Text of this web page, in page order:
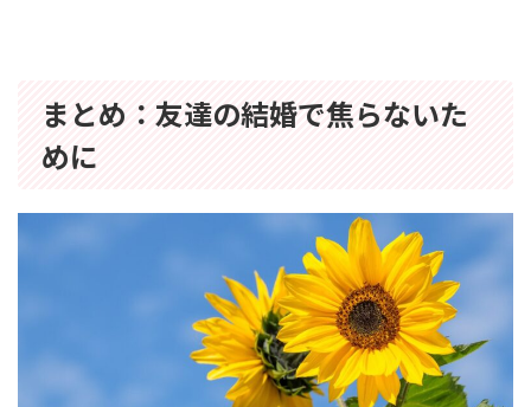
まとめ：友達の結婚で焦らないた
めに